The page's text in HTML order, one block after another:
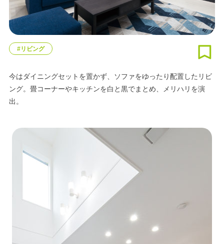
#リビング
今はダイニングセットを置かず、ソファをゆったり配置したリビ
ング。畳コーナーやキッチンを白と黒でまとめ、メリハリを演
出。